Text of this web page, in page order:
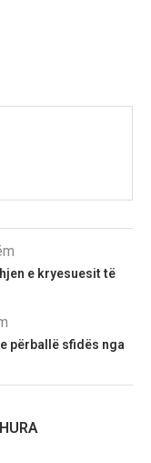
e kryesuesit të
përballë sfidës nga